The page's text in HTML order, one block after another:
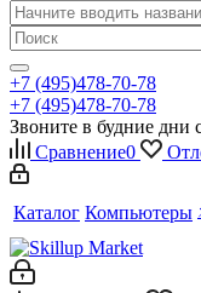
+7 (495)478-70-78
+7 (495)478-70-78
Звоните в будние дни
Сравнение0
Каталог Компьютеры